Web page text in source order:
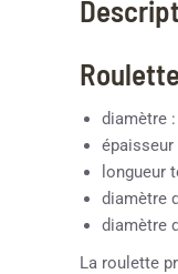
Roulette
diamètre
épaisseur
longueur
diamètre
diamètre
La roulette